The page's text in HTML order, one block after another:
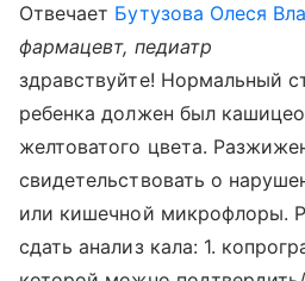
Отвечает Бутузова Олеся
фармацевт, педиатр
здравствуйте! Нормальный
ребенка должен был
желтоватого цвета.
свидетельствовать о
или кишечной микрофлоры.
сдать анализ кала: 1.